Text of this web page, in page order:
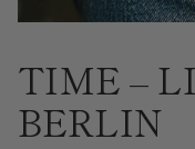
TIME –
BERLIN